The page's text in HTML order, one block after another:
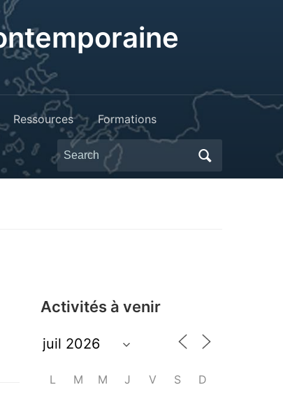
Ressources Formations
Search
for:
Activités à venir
L M M J V S D